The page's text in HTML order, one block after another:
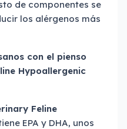
de componentes se
los alérgenos más
con el pienso
Hypoallergenic
Feline
EPA y DHA, unos